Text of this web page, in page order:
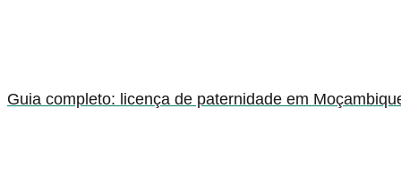
Guia completo: licença de paternidade em